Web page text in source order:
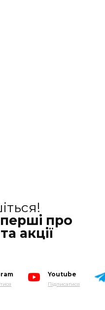
про
акції
Youtube
Підписатися